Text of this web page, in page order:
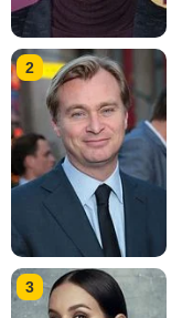
2
3